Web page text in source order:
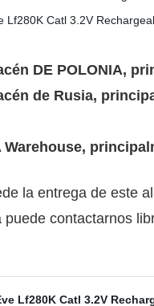
DE POLONIA,
de Rusia,
la entrega de este
contactarnos